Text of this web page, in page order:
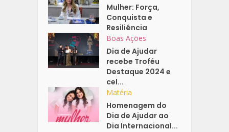
Mulher: Força,
Conquista e
Resiliência
Boas Ações
Dia de Ajudar
recebe Troféu
Destaque 2024 e
cel...
Matéria
Homenagem do
Dia de Ajudar ao
Dia Internacional...